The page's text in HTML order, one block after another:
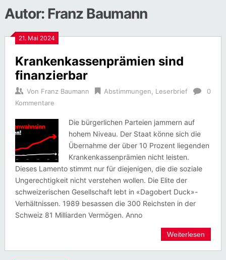
Autor: Franz Baumann
21. Mai 2024
Krankenkassenprämien sind
finanzierbar
Von Franz Baumann Abstimmungen Leserbrief
0
Kommentare
Die bürgerlichen Parteien jammern auf
hohem Niveau. Der Staat könne sich die
Übernahme der über 10 Prozent liegenden
Krankenkassenprämien nicht leisten.
Dieses Lamento stimmt nur für diejenigen, die die soziale
Ungerechtigkeit nicht verstehen wollen. Die Elite der
schweizerischen Gesellschaft lebt in «Dagobert Duck»-
Verhältnissen. 1989 besassen die 300 Reichsten in der
Schweiz 81 Milliarden Vermögen. Anno
Weiterlesen